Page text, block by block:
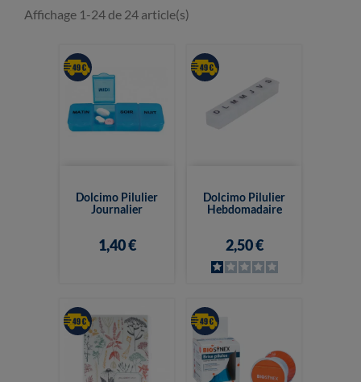
Affichage 1-24 de 24 article(s)
Dolcimo Pilulier
Journalier
1,40 €
Dolcimo Pilulier
Hebdomadaire
2,50 €